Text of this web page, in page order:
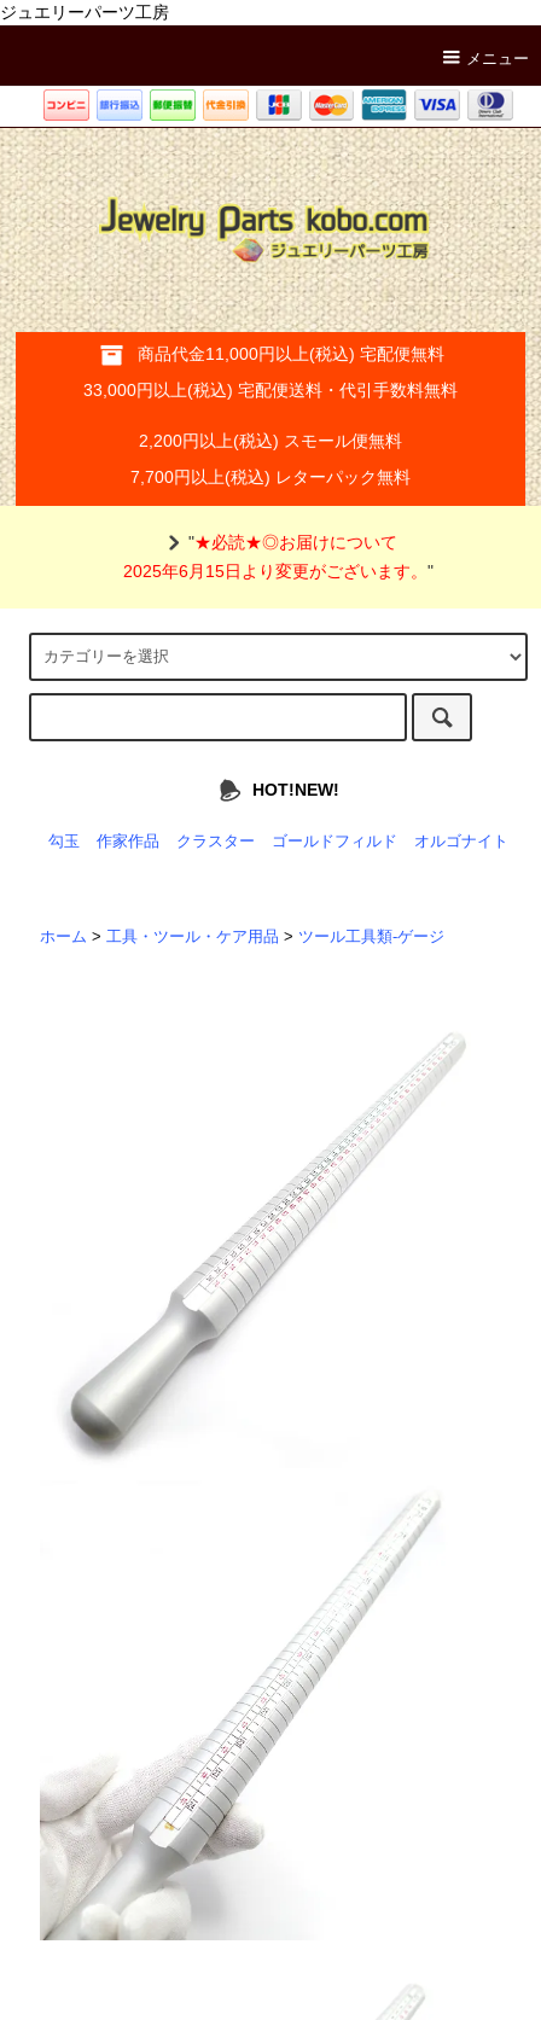
ジュエリーパーツ工房
メニュー
商品代金11,000円以上(税込) 宅配便無料
33,000円以上(税込) 宅配便送料・代引手数料無料
2,200円以上(税込) スモール便無料
7,700円以上(税込) レターパック無料
"★必読★◎お届けについて
2025年6月15日より変更がございます。"
HOT!NEW!
勾玉 作家作品 クラスター ゴールドフィルド オルゴナイト
ホーム >工具・ツール・ケア用品 > ツール工具類-ゲージ